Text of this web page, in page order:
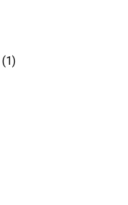
(1)